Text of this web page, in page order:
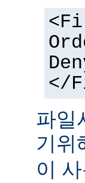
</
파일
기위
이